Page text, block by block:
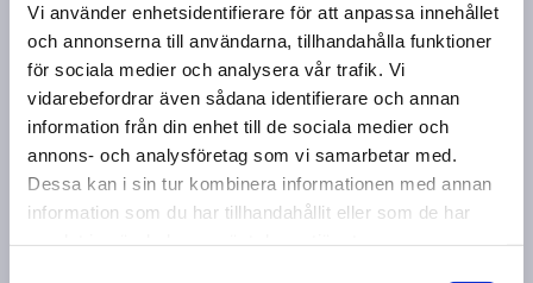
Vi använder enhetsidentifierare för att anpassa innehållet
och annonserna till användarna, tillhandahålla funktioner
för sociala medier och analysera vår trafik. Vi
vidarebefordrar även sådana identifierare och annan
information från din enhet till de sociala medier och
annons- och analysföretag som vi samarbetar med.
Dessa kan i sin tur kombinera informationen med annan
information som du har tillhandahållit eller som de har